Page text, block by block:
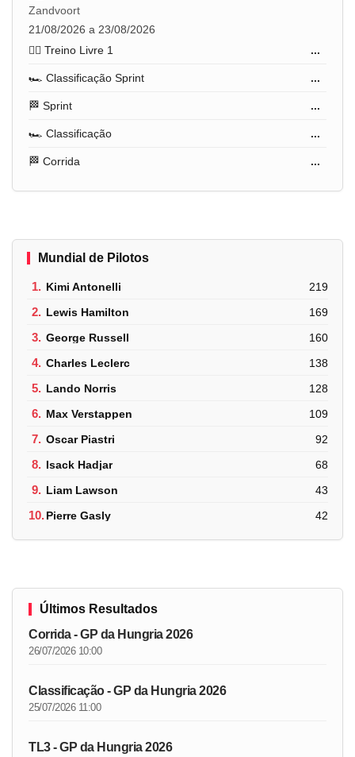
Zandvoort
21/08/2026 a 23/08/2026
🏋️‍♂️ Treino Livre 1
...
🏎️ Classificação Sprint ...
🏁 Sprint ...
🏎️ Classificação ...
🏁 Corrida ...
Mundial de Pilotos
1. Kimi Antonelli 219
2. Lewis Hamilton 169
3. George Russell 160
4. Charles Leclerc 138
5. Lando Norris 128
6. Max Verstappen 109
7. Oscar Piastri 92
8. Isack Hadjar 68
9. Liam Lawson 43
10.Pierre Gasly 42
Últimos Resultados
Corrida - GP da Hungria 2026
26/07/2026 10:00
Classificação - GP da Hungria 2026
25/07/2026 11:00
TL3 - GP da Hungria 2026